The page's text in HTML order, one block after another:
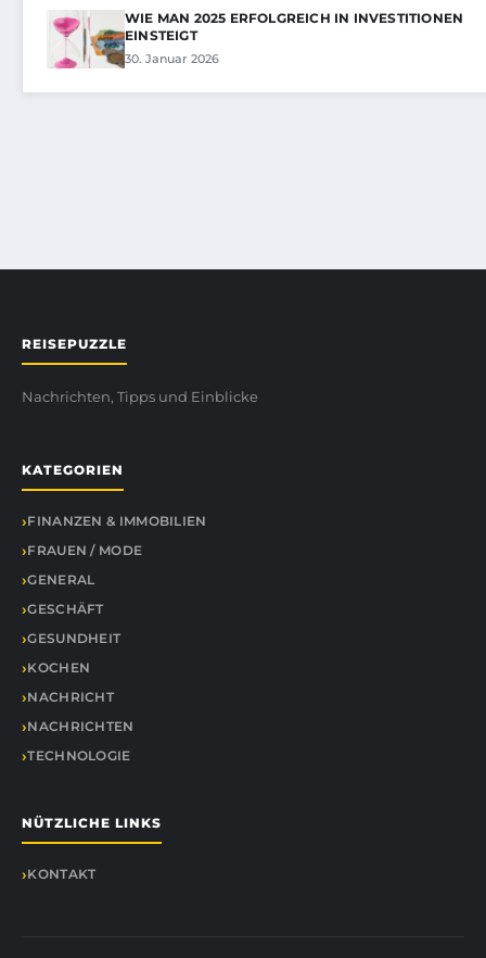
WIE MAN 2025 ERFOLGREICH IN INVESTITIONEN
EINSTEIGT
30. Januar 2026
REISEPUZZLE
Nachrichten, Tipps und Einblicke
KATEGORIEN
FINANZEN & IMMOBILIEN
FRAUEN / MODE
GENERAL
GESCHÄFT
GESUNDHEIT
KOCHEN
NACHRICHT
NACHRICHTEN
TECHNOLOGIE
NÜTZLICHE LINKS
KONTAKT